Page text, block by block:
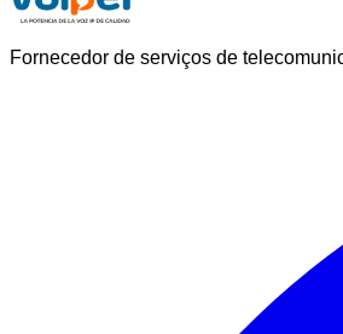
Fornecedor de serviços de